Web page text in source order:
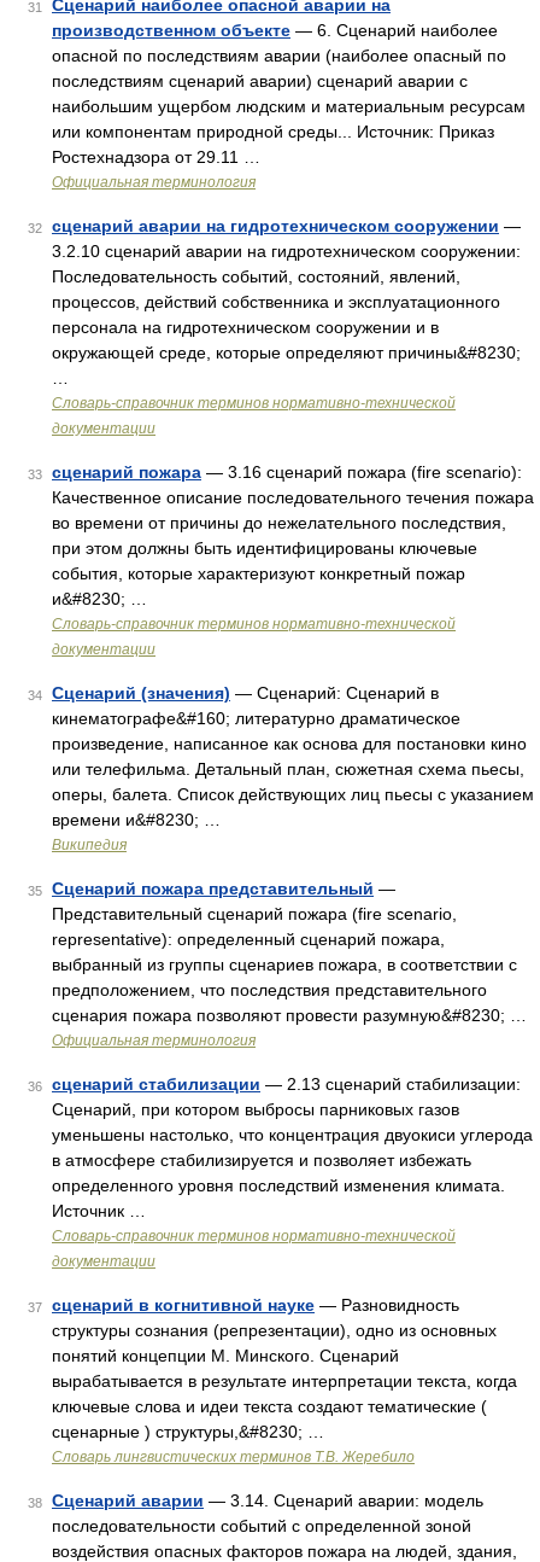
31
Сценарий наиболее опасной аварии на
производственном объекте — 6. Сценарий наиболее
опасной по последствиям аварии (наиболее опасный по
последствиям сценарий аварии) сценарий аварии с
наибольшим ущербом людским и материальным ресурсам
или компонентам природной среды... Источник: Приказ
Ростехнадзора от 29.11 …
Официальная терминология
32 сценарий аварии на гидротехническом сооружении —
3.2.10 сценарий аварии на гидротехническом сооружении:
Последовательность событий, состояний, явлений,
процессов, действий собственника и эксплуатационного
персонала на гидротехническом сооружении и в
окружающей среде, которые определяют причины&#8230;
Словарь-справочник терминов нормативно-технической
документации
33 сценарий пожара — 3.16 сценарий пожара (fire scenario):
Качественное описание последовательного течения пожара
во времени от причины до нежелательного последствия,
при этом должны быть идентифицированы ключевые
события, которые характеризуют конкретный пожар
и&#8230; …
Словарь-справочник терминов нормативно-технической
документации
34 Сценарий (значения) — Сценарий: Сценарий в
кинематографе&#160; литературно драматическое
произведение, написанное как основа для постановки кино
или телефильма. Детальный план, сюжетная схема пьесы,
оперы, балета. Список действующих лиц пьесы с указанием
времени и&#8230; …
Википедия
35 Сценарий пожара представительный —
Представительный сценарий пожара (fire scenario,
representative): определенный сценарий пожара,
выбранный из группы сценариев пожара, в соответствии с
предположением, что последствия представительного
сценария пожара позволяют провести разумную&#8230; …
Официальная терминология
36 сценарий стабилизации — 2.13 сценарий стабилизации:
Сценарий, при котором выбросы парниковых газов
уменьшены настолько, что концентрация двуокиси углерода
в атмосфере стабилизируется и позволяет избежать
определенного уровня последствий изменения климата.
Источник …
Словарь-справочник терминов нормативно-технической
документации
37 сценарий в когнитивной науке — Разновидность
структуры сознания (репрезентации), одно из основных
понятий концепции М. Минского. Сценарий
вырабатывается в результате интерпретации текста, когда
ключевые слова и идеи текста создают тематические (
сценарные ) структуры,&#8230; …
Словарь лингвистических терминов Т.В. Жеребило
38 Сценарий аварии — 3.14. Сценарий аварии: модель
последовательности событий с определенной зоной
воздействия опасных факторов пожара на людей, здания,